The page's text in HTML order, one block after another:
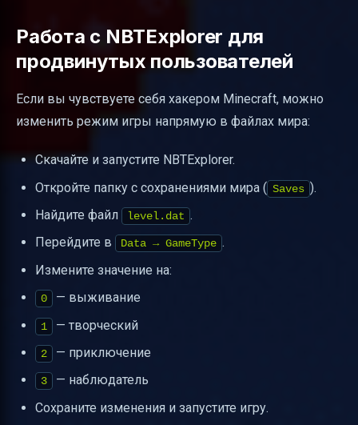
Работа с NBTExplorer для
продвинутых пользователей
Если вы чувствуете себя хакером Minecraft, можно
изменить режим игры напрямую в файлах мира:
Скачайте и запустите NBTExplorer.
Откройте папку с сохранениями мира ( Saves ).
Найдите файл
level.dat .
Перейдите в
Data → GameType .
Измените значение на:
0 — выживание
1 — творческий
2 — приключение
3
— наблюдатель
Сохраните изменения и запустите игру.